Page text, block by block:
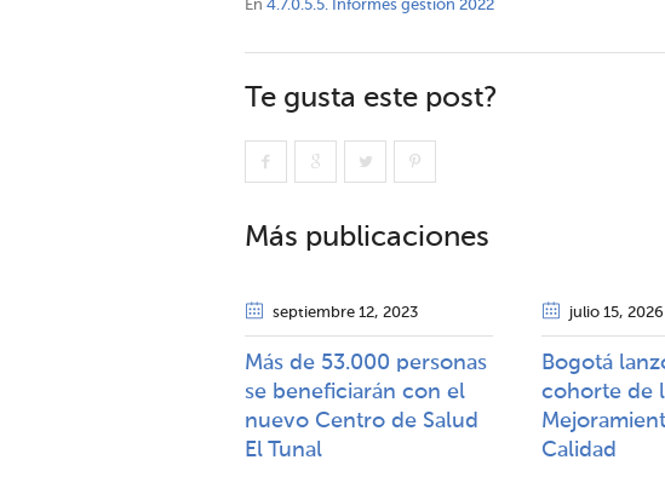
En 4.7.0.5.5. Informes gestión 2022
Te gusta este post?
Más publicaciones
septiembre 12, 2023
Más de 53.000 personas
se beneficiarán con el
nuevo Centro de Salud
El Tunal
julio 15, 2026
Bogotá
cohorte de
Calidad​​